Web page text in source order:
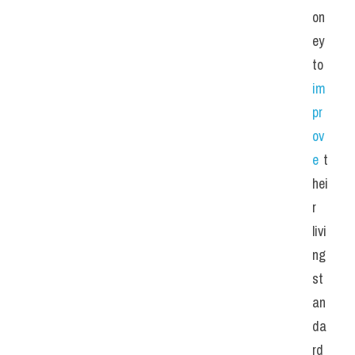
on
ey
to
im
pr
ov
e t
hei
r
livi
ng
st
an
da
rd